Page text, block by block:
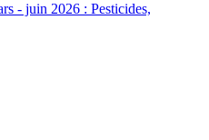
- juin 2026 : Pesticides,